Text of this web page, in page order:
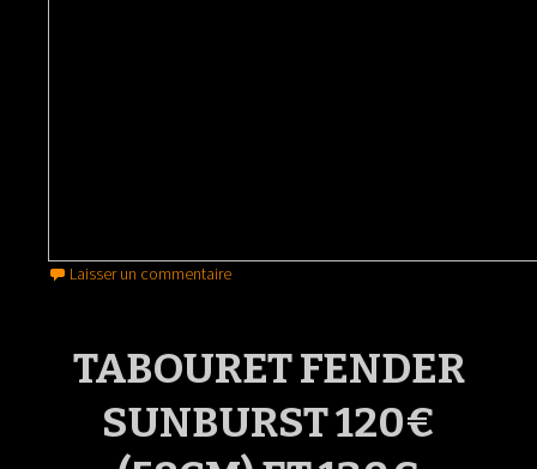
Laisser un commentaire
TABOURET FENDER
SUNBURST 120€